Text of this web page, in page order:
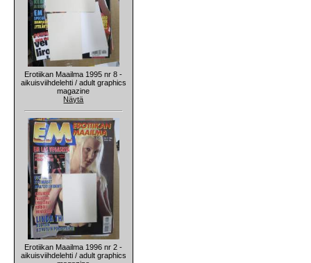
Erotiikan Maailma 1995 nr 8 -
aikuisviihdelehti / adult graphics
magazine
Näytä
Erotiikan Maailma 1996 nr 2 -
aikuisviihdelehti / adult graphics